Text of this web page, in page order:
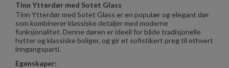
Tinn Ytterdør med Sotet Glass
Tinn Ytterdør med Sotet Glass er en populær og elegant dør
som kombinerer klassiske detaljer med moderne
funksjonalitet. Denne døren er ideell for både tradisjonelle
hytter og klassiske boliger, og gir et sofistikert preg til ethvert
inngangsparti.
Egenskaper: